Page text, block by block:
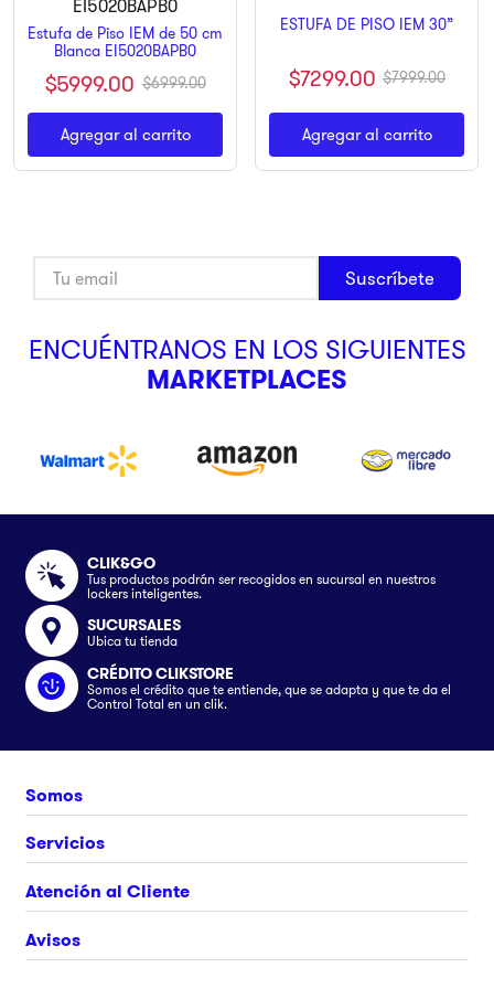
Estufa de Piso IEM de 50 cm
Blanca EI5020BAPB0
$5999.00 $6999.00
Agregar al carrito
ESTUFA DE PISO IEM 30”
$7299.00 $7999.00
Agregar al carrito
Suscríbete
ENCUÉNTRANOS EN LOS SIGUIENTES
MARKETPLACES
CLIK&GO
Tus productos podrán ser recogidos en sucursal en nuestros
lockers inteligentes.
SUCURSALES
Ubica tu tienda
CRÉDITO CLIKSTORE
Somos el crédito que te entiende, que se adapta y que te da el
Control Total en un clik.
Somos
Nosotros
Únete al equipo
Servicios
Crédito Clikstore
Gift Card
Rastrea tu pedido
Atención al Cliente
¿Cómo comprar?
Avisos
9.
ninja